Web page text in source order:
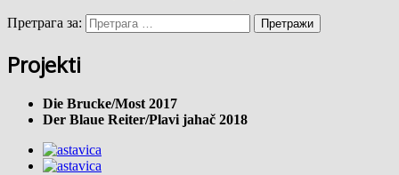
Претрага за:
Projekti
Die Brucke/Most 2017
Der Blaue Reiter/Plavi jahač 2018